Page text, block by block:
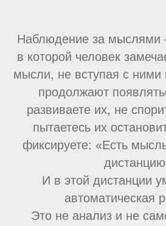
Наблюдение за мыслями
в которой человек
мысли, не вступая с
продолжают
развиваете их, не
пытаетесь их
фиксируете: «Есть
И в этой дистанции
автоматическая
Это не анализ и не